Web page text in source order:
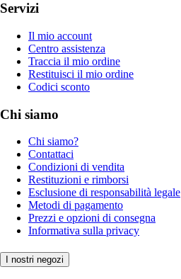
Servizi
Il mio account
Centro assistenza
Traccia il mio ordine
Restituisci il mio ordine
Codici sconto
Chi siamo
Chi siamo?
Contattaci
Condizioni di vendita
Restituzioni e rimborsi
Esclusione di responsabilità legale
Metodi di pagamento
Prezzi e opzioni di consegna
Informativa sulla privacy
I nostri negozi